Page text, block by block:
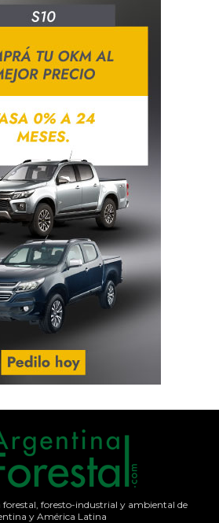
foresto-industrial y ambiental de
y América Latina